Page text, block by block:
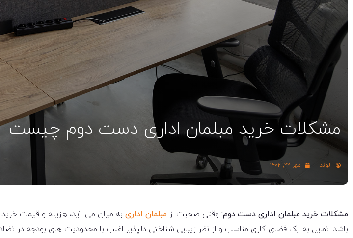
مشکلات خرید مبلمان اداری دست دوم چیست
الوند مهر ۲۲, ۱۴۰۲
مشکلات خرید مبلمان اداری دست دوم: وقتی صحبت از مبلمان اداری به میان می آید، هزینه و قیمت خرید
باشد. تمایل به یک فضای کاری مناسب و از نظر زیبایی شناختی دلپذیر اغلب با محدودیت های بودجه در